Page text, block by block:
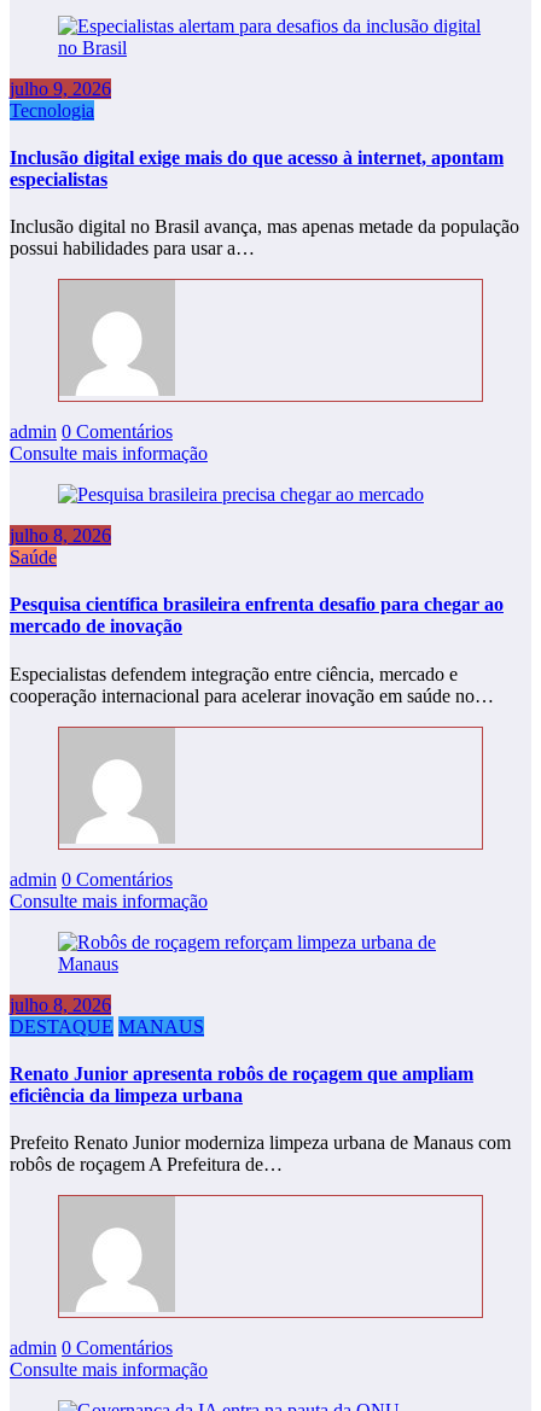
julho 9, 2026
Tecnologia
Inclusão digital exige mais do que acesso à internet, apontam
especialistas
Inclusão digital no Brasil avança, mas apenas metade da população
possui habilidades para usar a…
admin 0 Comentários
Consulte mais informação
julho 8, 2026
Saúde
Pesquisa científica brasileira enfrenta desafio para chegar ao
mercado de inovação
Especialistas defendem integração entre ciência, mercado e
cooperação internacional para acelerar inovação em saúde no…
admin 0 Comentários
Consulte mais informação
julho 8, 2026
DESTAQUE MANAUS
Renato Junior apresenta robôs de roçagem que ampliam
eficiência da limpeza urbana
Prefeito Renato Junior moderniza limpeza urbana de Manaus com
robôs de roçagem A Prefeitura de…
admin 0 Comentários
Consulte mais informação